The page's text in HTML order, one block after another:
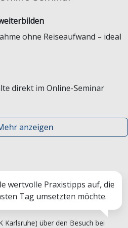
ohne Reiseaufwand – ideal
direkt im Online-Seminar
anzeigen
wertvolle Praxistipps auf, die
Tag umsetzten möchte.
Karlsruhe) über den Besuch bei